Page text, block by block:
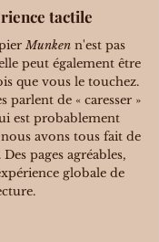
tactile
Munken n'est pas
peut également être
que vous le touchez.
parlent de « caresser »
est probablement
avons tous fait de
pages agréables,
globale de